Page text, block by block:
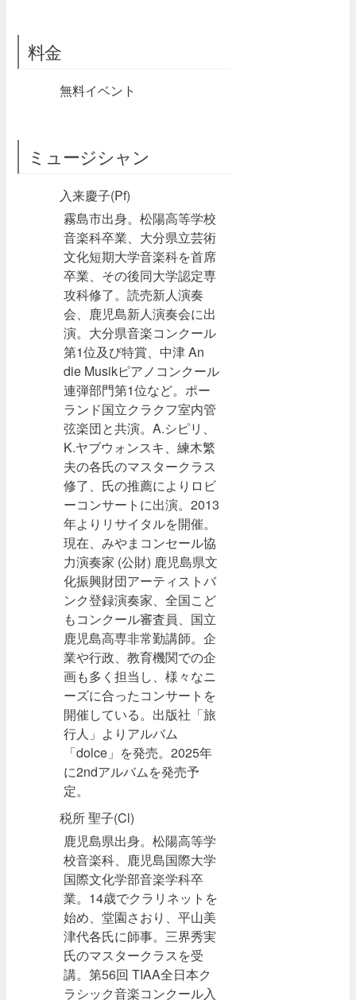
料金
無料イベント
ミュージシャン
入来慶子(Pf)
霧島市出身。松陽高等学校
音楽科卒業、大分県立芸術
文化短期大学音楽科を首席
卒業、その後同大学認定専
攻科修了。読売新人演奏
会、鹿児島新人演奏会に出
演。大分県音楽コンクール
第1位及び特賞、中津 An
die Musikピアノコンクール
連弾部門第1位など。ポー
ランド国立クラクフ室内管
弦楽団と共演。A.シピリ、
K.ヤブウォンスキ、練木繁
夫の各氏のマスタークラス
修了、氏の推薦によりロビ
ーコンサートに出演。2013
年よりリサイタルを開催。
現在、みやまコンセール協
力演奏家 (公財) 鹿児島県文
化振興財団アーティストバ
ンク登録演奏家、全国こど
もコンクール審査員、国立
鹿児島高専非常勤講師。企
業や行政、教育機関での企
画も多く担当し、様々なニ
ーズに合ったコンサートを
開催している。出版社「旅
行人」よりアルバム
「dolce」を発売。2025年
に2ndアルバムを発売予
定。
税所 聖子(Cl)
鹿児島県出身。松陽高等学
校音楽科、鹿児島国際大学
国際文化学部音楽学科卒
業。14歳でクラリネットを
始め、堂園さおり、平山美
津代各氏に師事。三界秀実
氏のマスタークラスを受
講。第56回 TIAA全日本ク
ラシック音楽コンクール入